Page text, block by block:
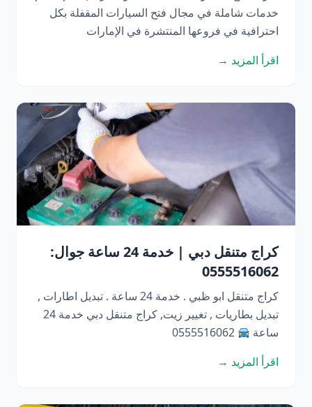
خدمات شاملة في مجال فتح السيارات المقفلة بكل
احترافية في فروعها المنتشرة في الإمارات
اقرأ المزيد →
كراج متنقل دبي | خدمة 24 ساعة جوال:
0555516062
كراج متنقل ابو ظبي . خدمة 24 ساعة . تبديل اطارات ,
تبديل بطاريات , تغيير زيت, كراج متنقل دبي خدمة 24
ساعة
0555516062
اقرأ المزيد →